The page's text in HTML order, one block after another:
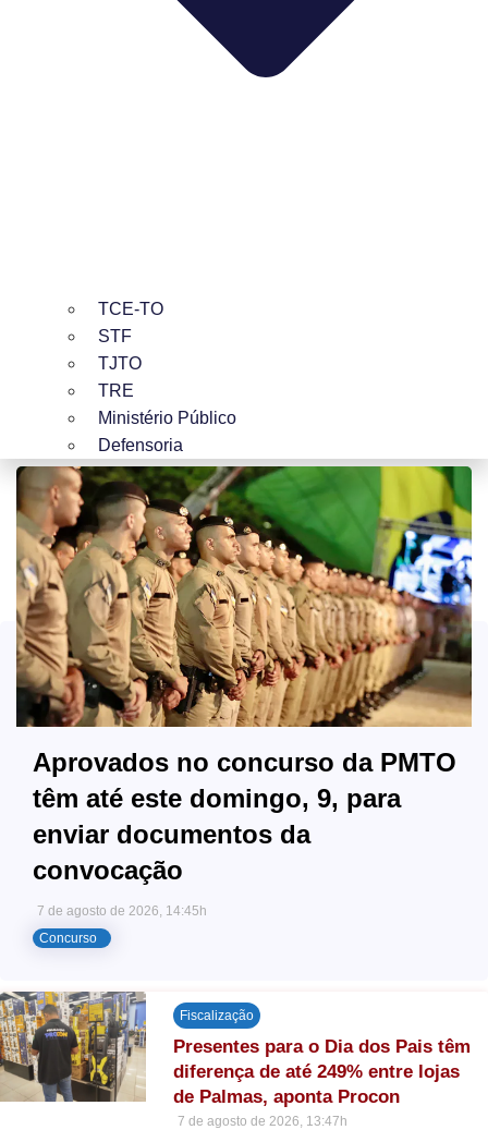
TCE-TO
STF
TJTO
TRE
Ministério Público
Defensoria
Aprovados no concurso da PMTO
têm até este domingo, 9, para
enviar documentos da
convocação
7 de agosto de 2026, 14:45h
Concurso
Fiscalização
Presentes para o Dia dos Pais têm
diferença de até 249% entre lojas
de Palmas, aponta Procon
7 de agosto de 2026, 13:47h